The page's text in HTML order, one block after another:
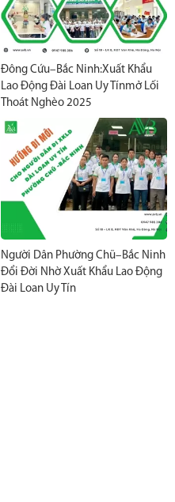
Đông Cứu–Bắc Ninh:Xuất Khẩu
Lao Động Đài Loan Uy Tínmở Lối
Thoát Nghèo 2025
Người Dân Phường Chũ–Bắc Ninh
Đổi Đời Nhờ Xuất Khẩu Lao Động
Đài Loan Uy Tín